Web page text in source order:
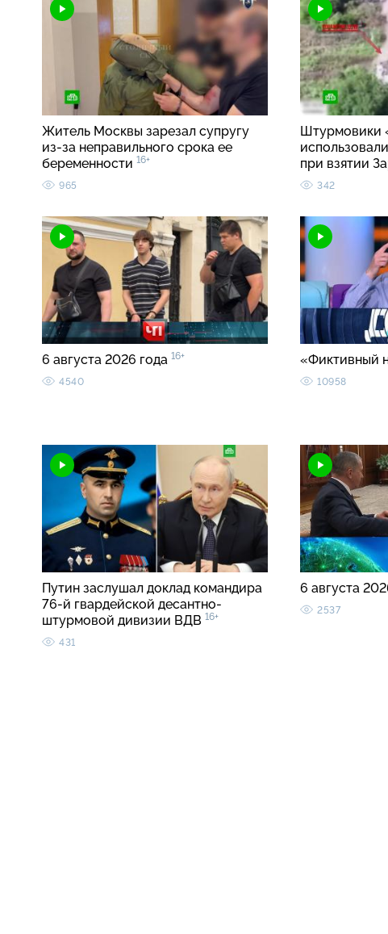
Житель Москвы зарезал супругу
из-за неправильного срока ее
беременности 16+
965
Штурмовики
при взятии
342
6 августа 2026 года 16+
4540
«Фиктивный
10958
Путин заслушал доклад командира
76-й гвардейской десантно-
штурмовой дивизии ВДВ 16+
431
6 августа
2537